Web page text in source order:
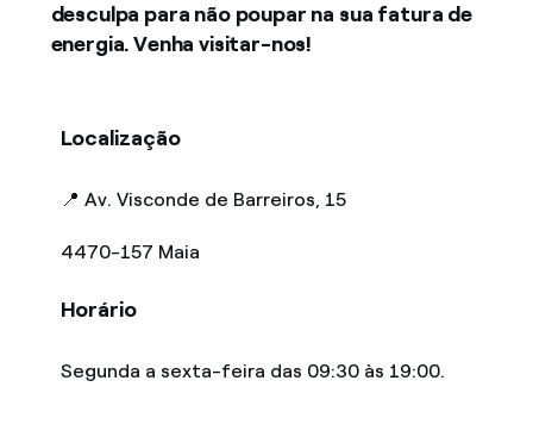
desculpa para não poupar na sua fatura de
energia. Venha visitar-nos!
Localização
📍 Av. Visconde de Barreiros, 15
4470-157 Maia
Horário
Segunda a sexta-feira das 09:30 às 19:00.